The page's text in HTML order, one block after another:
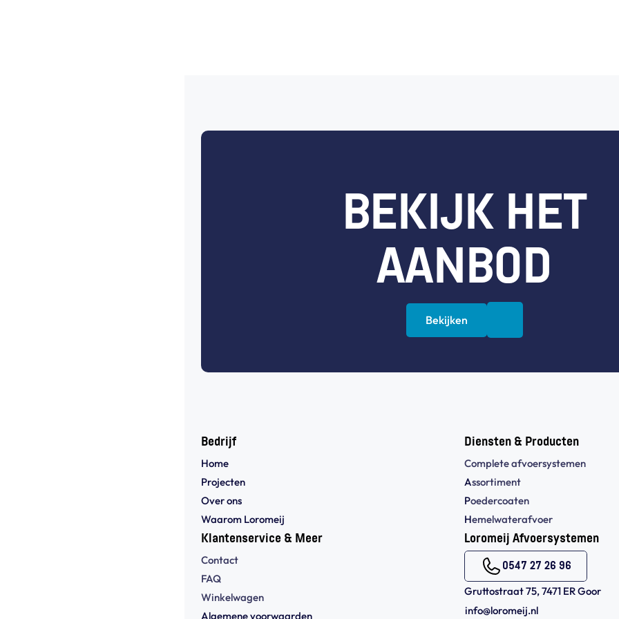
BEKIJK HET
AANBOD
Bekijken
Bedrijf
Home
Projecten
Over ons
Waarom Loromeij
Klantenservice & Meer
Contact
FAQ
Winkelwagen
Algemene voorwaarden
Loromeij Afvoersystemen
0547 27 26 96
Gruttostraat 75, 7471 ER Goor
info@loromeij.nl
Diensten & Producten
Complete afvoersystemen
Assortiment
Poedercoaten
Hemelwaterafvoer